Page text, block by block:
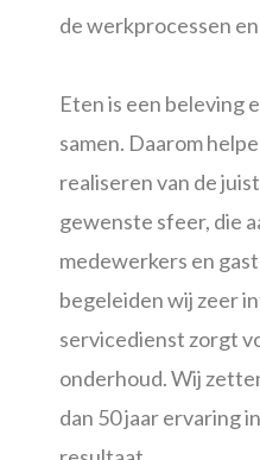
de werkprocessen
Eten is een beleving
samen. Daarom
realiseren van de
gewenste sfeer, die
medewerkers en
begeleiden wij zeer
servicedienst zorgt
onderhoud. Wij
dan 50 jaar ervaring